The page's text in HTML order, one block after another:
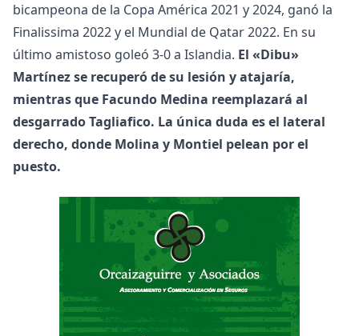
bicampeona de la Copa América 2021 y 2024, ganó la
Finalissima 2022 y el Mundial de Qatar 2022. En su
último amistoso goleó 3-0 a Islandia. El «Dibu»
Martínez se recuperó de su lesión y atajaría,
mientras que Facundo Medina reemplazará al
desgarrado Tagliafico. La única duda es el lateral
derecho, donde Molina y Montiel pelean por el
puesto.